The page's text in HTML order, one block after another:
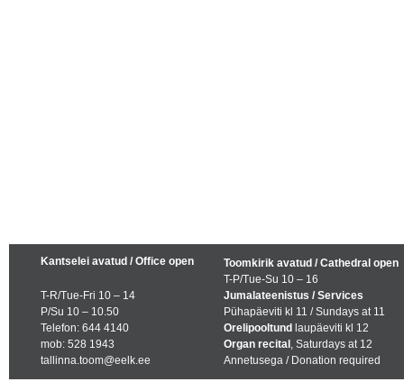
Kantselei avatud / Office open
T-R/Tue-Fri 10 – 14
P/Su 10 – 10.50
Telefon: 644 4140
mob: 528 1943
tallinna.toom@eelk.ee
Toomkirik avatud / Cathedral open
T-P/Tue-Su 10 – 16
Jumalateenistus / Services
Pühapäeviti kl 11 / Sundays at 11
Orelipooltund laupäeviti kl 12
Organ recital , Saturdays at 12
Annetusega / Donation required